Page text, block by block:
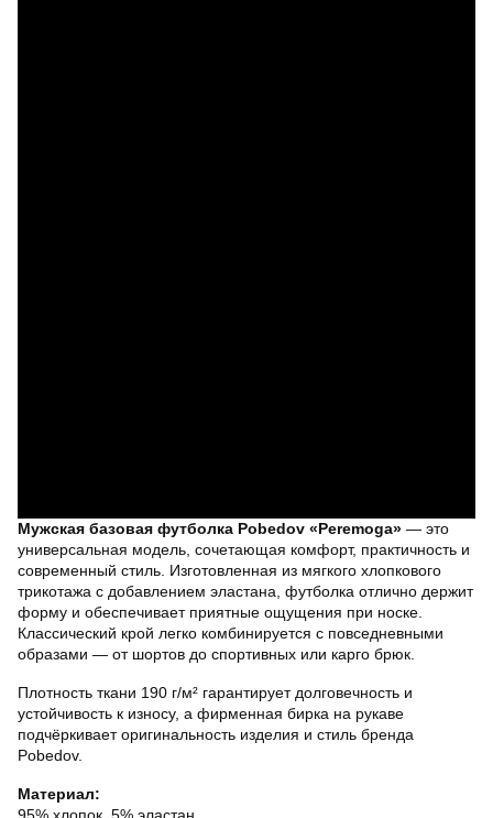
Мужская базовая футболка Pobedov «Peremoga» — это
универсальная модель, сочетающая комфорт, практичность и
современный стиль. Изготовленная из мягкого хлопкового
трикотажа с добавлением эластана, футболка отлично держит
форму и обеспечивает приятные ощущения при носке.
Классический крой легко комбинируется с повседневными
образами — от шортов до спортивных или карго брюк.
Плотность ткани 190 г/м² гарантирует долговечность и
устойчивость к износу, а фирменная бирка на рукаве
подчёркивает оригинальность изделия и стиль бренда
Pobedov.
Материал:
95% хлопок, 5% эластан